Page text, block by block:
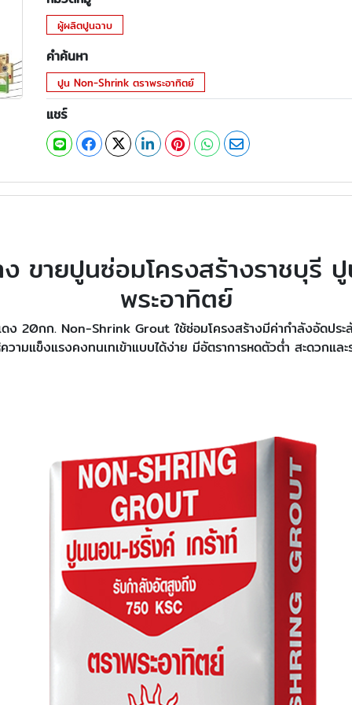
ผู้ผลิตปูนฉาบ
คำค้นหา
ปูน Non-Shrink ตราพระอาทิตย์
แชร์
ขายปูนซ่อมโครงสร้างราชบุรี
พระอาทิตย์
ง 20กก. Non-Shrink Grout ใช้ซ่อมโครงสร้างมีค่ากำลังอัดประ
วามแข็งแรงคงทนเทเข้าแบบได้ง่าย มีอัตราการหดตัวต่ำ สะดวกแ